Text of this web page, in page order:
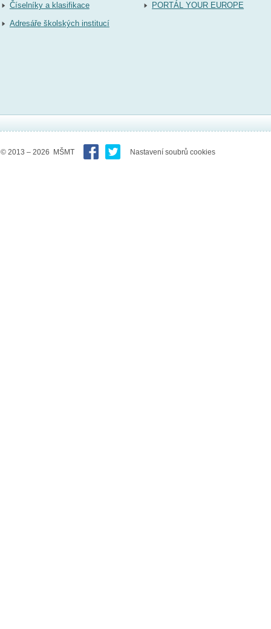
Číselníky a klasifikace
Adresáře školských institucí
PORTÁL YOUR EUROPE
© 2013 – 2026 MŠMT Nastavení soubrů cookies